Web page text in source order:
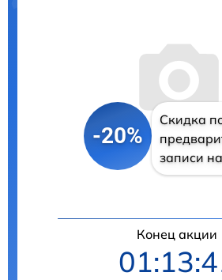
-20%
Скидка
записи
Конец акции